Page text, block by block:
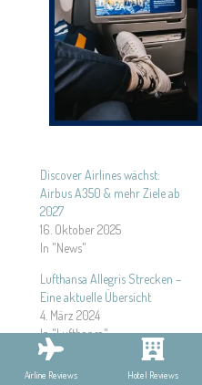
Discover Airlines wächst:
Airbus A350 & mehr Ziele ab
2027
16. Oktober 2025
In "News"
Lufthansa Allegris Strecken –
Eine aktuelle Übersicht
4. März 2024
In "Lufthansa"
Airline Reviews Hotel Reviews